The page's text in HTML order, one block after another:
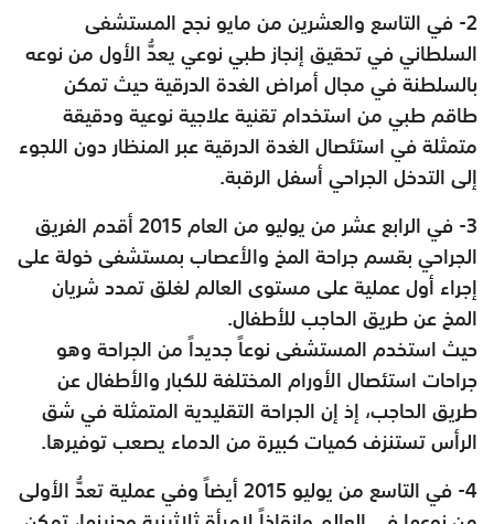
2- في التاسع والعشرين من مايو نجح المستشفى
السلطاني في تحقيق إنجاز طبي نوعي يعدُّ الأول من نوعه
بالسلطنة في مجال أمراض الغدة الدرقية حيث تمكن
طاقم طبي من استخدام تقنية علاجية نوعية ودقيقة
متمثلة في استئصال الغدة الدرقية عبر المنظار دون اللجوء
إلى التدخل الجراحي أسفل الرقبة.
3- في الرابع عشر من يوليو من العام 2015 أقدم الفريق
الجراحي بقسم جراحة المخ والأعصاب بمستشفى خولة على
إجراء أول عملية على مستوى العالم لغلق تمدد شريان
المخ عن طريق الحاجب للأطفال.
حيث استخدم المستشفى نوعاً جديداً من الجراحة وهو
جراحات استئصال الأورام المختلفة للكبار والأطفال عن
طريق الحاجب، إذ إن الجراحة التقليدية المتمثلة في شق
الرأس تستنزف كميات كبيرة من الدماء يصعب توفيرها.
4- في التاسع من يوليو 2015 أيضاً وفي عملية تعدُّ الأولى